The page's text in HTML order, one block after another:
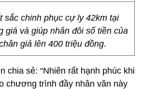
sắc chinh phục cự ly 42km tại
giá và giúp nhân đôi số tiền của
giả lên 400 triệu đồng.
chia sẻ: “Nhiên rất hạnh phúc khi
chương trình đầy nhân văn này